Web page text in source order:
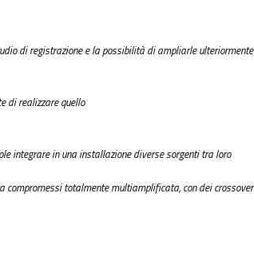
di registrazione e la possibilità di ampliarle ulteriormente
di realizzare quello
integrare in una installazione diverse sorgenti tra loro
totalmente multiamplificata, con dei crossover